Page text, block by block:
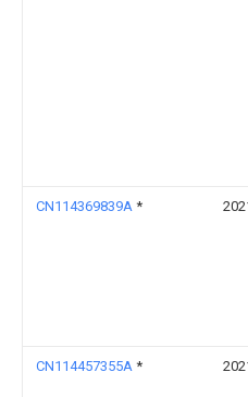
CN114369839A *
CN114457355A *